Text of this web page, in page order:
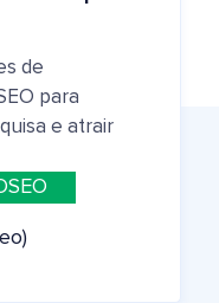
de
para
e atrair